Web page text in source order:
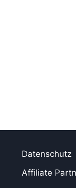
Datenschutz
Affiliate